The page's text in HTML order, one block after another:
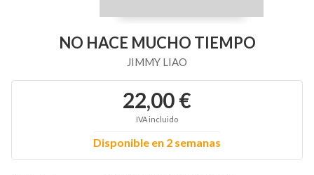
NO HACE MUCHO TIEMPO
JIMMY LIAO
22,00 €
IVA incluido
Disponible en 2 semanas